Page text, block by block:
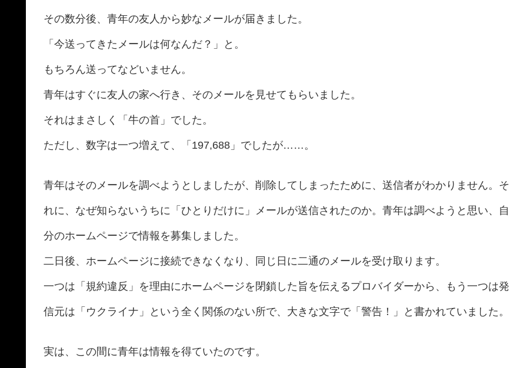
その数分後、青年の友人から妙なメールが届きました。
「今送ってきたメールは何なんだ？」と。
もちろん送ってなどいません。
青年はすぐに友人の家へ行き、そのメールを見せてもらいました。
それはまさしく「牛の首」でした。
ただし、数字は一つ増えて、「197,688」でしたが……。
青年はそのメールを調べようとしましたが、削除してしまったために、送信者がわかりません。そ
れに、なぜ知らないうちに「ひとりだけに」メールが送信されたのか。青年は調べようと思い、自
分のホームページで情報を募集しました。
二日後、ホームページに接続できなくなり、同じ日に二通のメールを受け取ります。
一つは「規約違反」を理由にホームページを閉鎖した旨を伝えるプロバイダーから、もう一つは発
信元は「ウクライナ」という全く関係のない所で、大きな文字で「警告！」と書かれていました。
実は、この間に青年は情報を得ていたのです。